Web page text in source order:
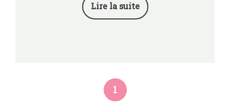
Lire la suite
1